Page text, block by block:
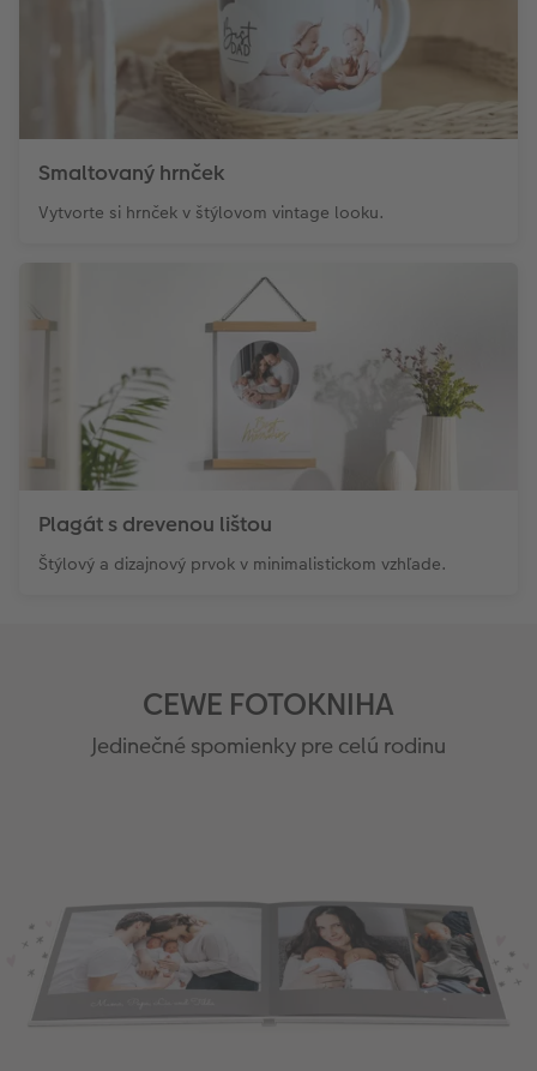
Smaltovaný hrnček
Vytvorte si hrnček v štýlovom vintage looku.
Plagát s drevenou lištou
Štýlový a dizajnový prvok v minimalistickom vzhľade.
CEWE FOTOKNIHA
Jedinečné spomienky pre celú rodinu